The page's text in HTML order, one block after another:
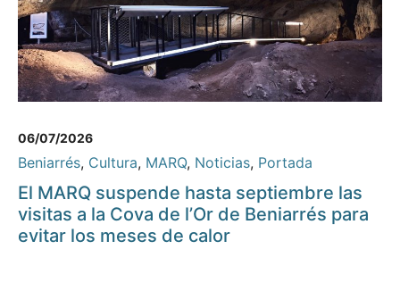
06/07/2026
Beniarrés, Cultura, MARQ, Noticias, Portada
El MARQ suspende hasta septiembre las
visitas a la Cova de l’Or de Beniarrés para
evitar los meses de calor